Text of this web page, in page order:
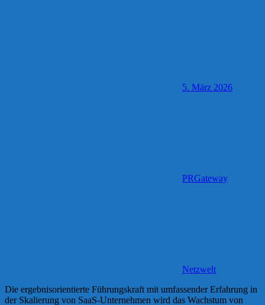
5. März 2026
PRGateway
Netzwelt
Die ergebnisorientierte Führungskraft mit umfassender Erfahrung in
der Skalierung von SaaS-Unternehmen wird das Wachstum von